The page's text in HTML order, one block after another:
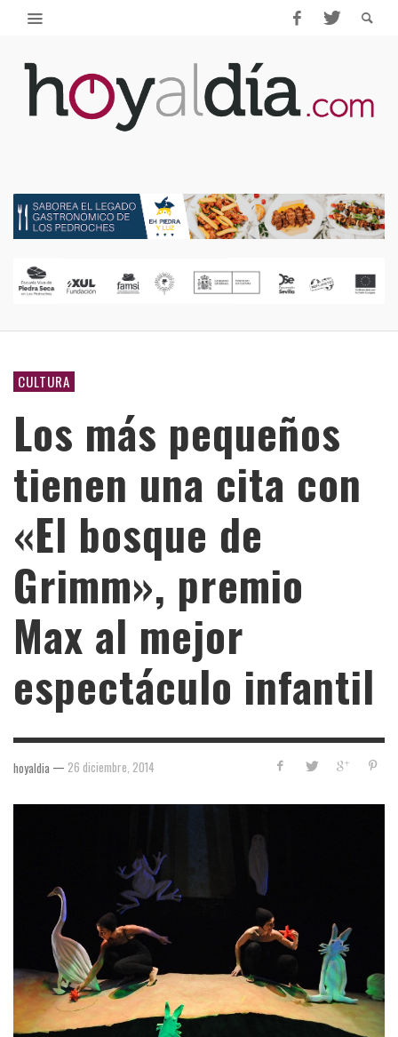
CULTURA
Los más pequeños
tienen una cita con
«El bosque de
Grimm», premio
Max al mejor
espectáculo infantil
hoyaldia — 26 diciembre, 2014